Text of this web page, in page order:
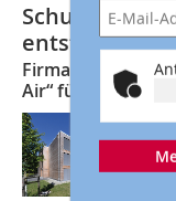
entstehen in
Firma Richard
Air“ für das Projekt
Die